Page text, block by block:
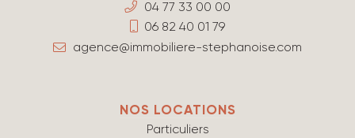
04 77 33 00 00
06 82 40 01 79
agence@immobiliere-stephanoise.com
NOS LOCATIONS
Particuliers